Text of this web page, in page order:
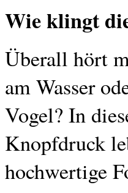
Wie klingt
Überall hört
am Wasser
Vogel? In
Knopfdruck
hochwertige